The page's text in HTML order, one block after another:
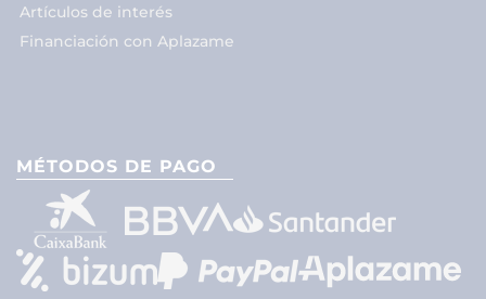
Artículos de interés
Financiación con Aplazame
MÉTODOS DE PAGO